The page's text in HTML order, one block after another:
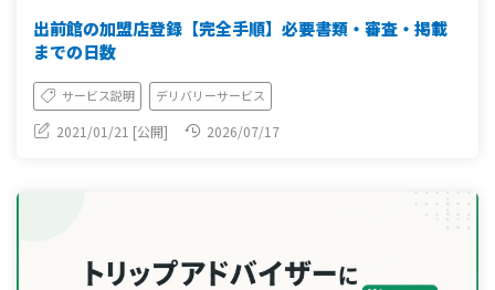
出前館の加盟店登録【完全手順】必要書類・審査・掲載
までの日数
サービス説明 デリバリーサービス
2021/01/21 [公開] 2026/07/17